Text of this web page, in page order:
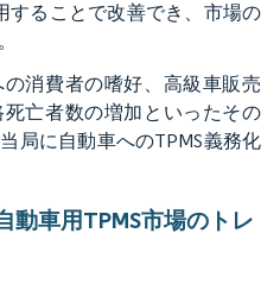
することで改善でき、市場の
消費者の嗜好、高級車販売
亡者数の増加といったその
局に自動車へのTPMS義務化
動車用TPMS市場のトレ